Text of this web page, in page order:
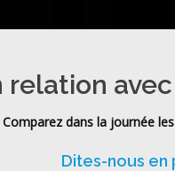
relation
Comparez dans la journée
Dites-nous